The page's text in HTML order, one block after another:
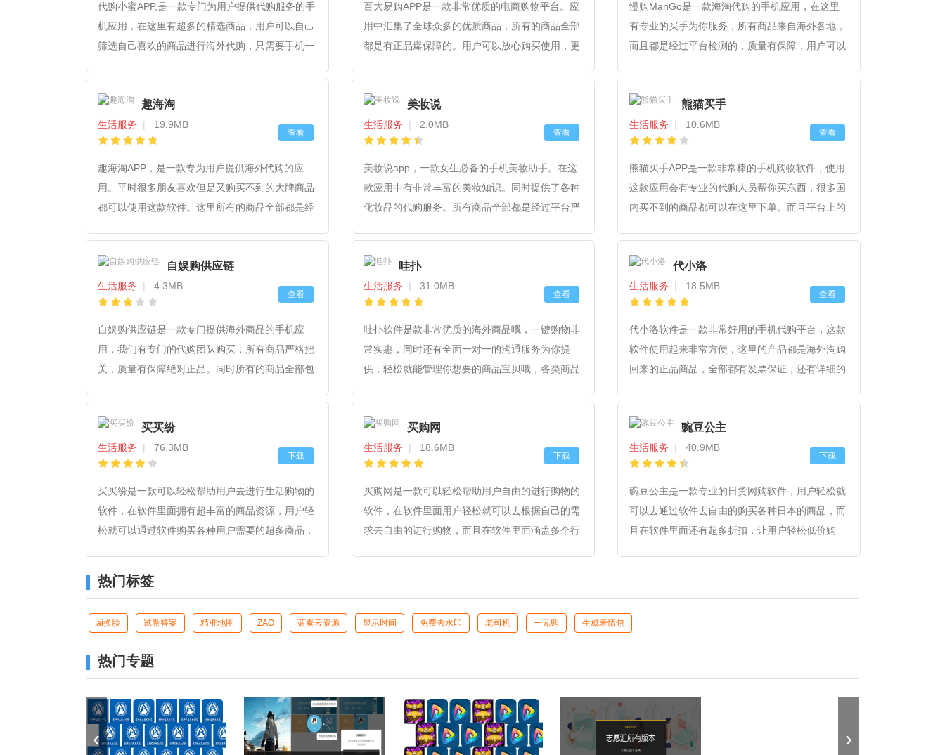
代购小蜜APP,是一款专门为用户提供代购服务的手
机应用，在这里有超多的精选商品，用户可以自己
筛选自己喜欢的商品进行海外代购，只需要手机一
试吧。
百大易购APP是一款非常优质的电商购物平台。应
用中汇集了全球众多的优质商品，所有的商品全部
都是有正品爆保障的。用户可以放心购买使用，更
慢购ManGo是一款海淘代购的手机应用，在这里
有专业的买手为你服务，所有商品来自海外各地，
而且都是经过平台检测的，质量有保障，用户可以
趣海淘
生活服务 | 19.9MB
查看
趣海淘APP，是一款专为用户提供海外代购的应
用。平时很多朋友喜欢但是又购买不到的大牌商品
都可以使用这款软件。这里所有的商品全部都是经
美妆说
生活服务 | 2.0MB
查看
美妆说app，一款女生必备的手机美妆助手。在这
款应用中有非常丰富的美妆知识。同时提供了各种
化妆品的代购服务。所有商品全部都是经过平台严
熊猫买手
生活服务 | 10.6MB
查看
熊猫买手APP是一款非常棒的手机购物软件，使用
这款应用会有专业的代购人员帮你买东西，很多国
内买不到的商品都可以在这里下单。而且平台上的
自娱购供应链
生活服务 | 4.3MB
查看
自娱购供应链是一款专门提供海外商品的手机应
用，我们有专门的代购团队购买，所有商品严格把
关，质量有保障绝对正品。同时所有的商品全部包
哇扑
生活服务 | 31.0MB
查看
哇扑软件是款非常优质的海外商品哦，一键购物非
常实惠，同时还有全面一对一的沟通服务为你提
供，轻松就能管理你想要的商品宝贝哦，各类商品
趣的话赶紧来下载试试吧！
代小洛
生活服务 | 18.5MB
查看
代小洛软件是一款非常好用的手机代购平台，这款
软件使用起来非常方便，这里的产品都是海外淘购
回来的正品商品，全部都有发票保证，还有详细的
使用试试吧！
买买纷
生活服务 | 76.3MB
下载
买买纷是一款可以轻松帮助用户去进行生活购物的
软件，在软件里面拥有超丰富的商品资源，用户轻
松就可以通过软件购买各种用户需要的超多商品，
额度的优惠卷轻松领取，让用户的购物可以更加的
买购网
生活服务 | 18.6MB
下载
买购网是一款可以轻松帮助用户自由的进行购物的
软件，在软件里面用户轻松就可以去根据自己的需
求去自由的进行购物，而且在软件里面涵盖多个行
豌豆公主
生活服务 | 40.9MB
下载
豌豆公主是一款专业的日货网购软件，用户轻松就
可以去通过软件去自由的购买各种日本的商品，而
且在软件里面还有超多折扣，让用户轻松低价购
热门标签
ai换脸 试卷答案 精准地图 ZAO 蓝奏云资源 显示时间 免费去水印 老司机 一元购 生成表情包
热门专题
‹ ›